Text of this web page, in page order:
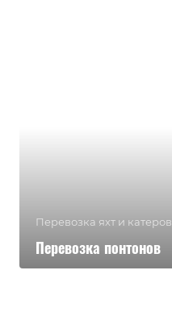
Перевозка яхт и катеров
Перевозка понтонов